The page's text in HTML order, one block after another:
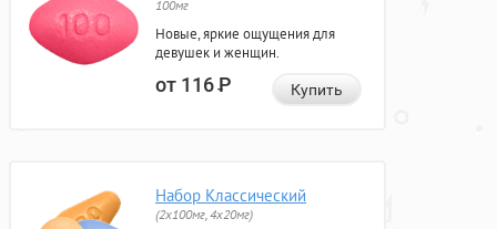
100мг
Новые, яркие ощущения для
девушек и женщин.
от 116Р Купить
Набор Классический
(2x100мг, 4x20мг)